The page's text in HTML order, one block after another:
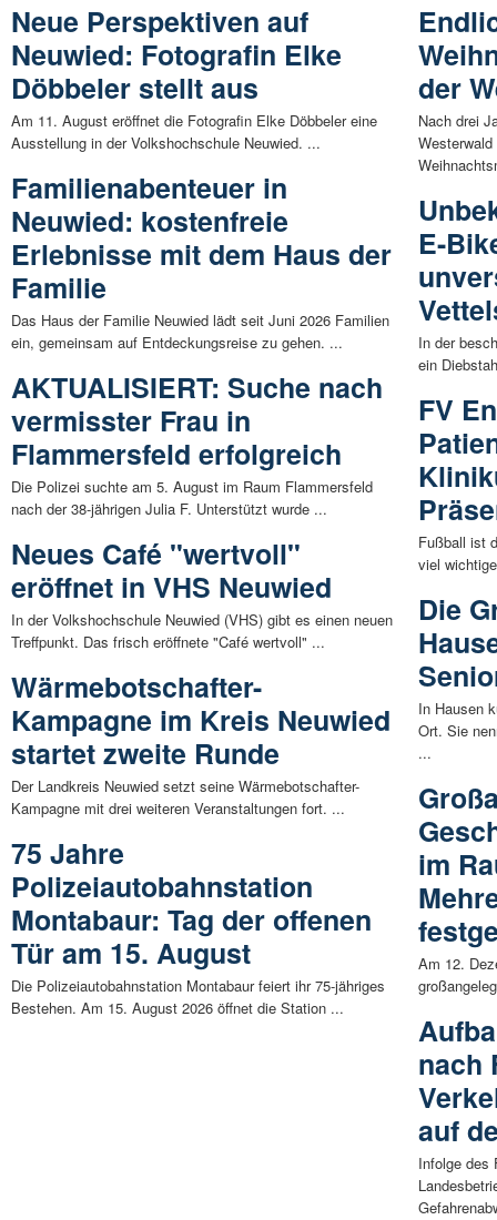
Neue Perspektiven auf
Neuwied: Fotografin Elke
Döbbeler stellt aus
Am 11. August eröffnet die Fotografin Elke Döbbeler eine
Ausstellung in der Volkshochschule Neuwied. ...
Familienabenteuer in
Neuwied: kostenfreie
Erlebnisse mit dem Haus der
Familie
Das Haus der Familie Neuwied lädt seit Juni 2026 Familien
ein, gemeinsam auf Entdeckungsreise zu gehen. ...
AKTUALISIERT: Suche nach
vermisster Frau in
Flammersfeld erfolgreich
Die Polizei suchte am 5. August im Raum Flammersfeld
nach der 38-jährigen Julia F. Unterstützt wurde ...
Neues Café "wertvoll"
eröffnet in VHS Neuwied
In der Volkshochschule Neuwied (VHS) gibt es einen neuen
Treffpunkt. Das frisch eröffnete "Café wertvoll" ...
Wärmebotschafter-
Kampagne im Kreis Neuwied
startet zweite Runde
Der Landkreis Neuwied setzt seine Wärmebotschafter-
Kampagne mit drei weiteren Veranstaltungen fort. ...
75 Jahre
Polizeiautobahnstation
Montabaur: Tag der offenen
Tür am 15. August
Die Polizeiautobahnstation Montabaur feiert ihr 75-jähriges
Bestehen. Am 15. August 2026 öffnet die Station ...
der
Nach drei
E-
In der
ein
FV
Fußball ist
viel
Die
In Hausen
Ort. Sie
...
im
Am 12.
nach
auf
Infolge des